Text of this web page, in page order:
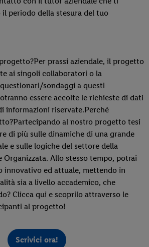
periodo della stesura del tuo
prassi aziendale, il progetto
ai singoli collaboratori o la
sondaggi a questi
essere accolte le richieste di dati
informazioni riservate.Perché
al nostro progetto tesi
di più sulle dinamiche di una grande
e sulle logiche del settore della
Organizzata. Allo stesso tempo, potrai
innovativo ed attuale, mettendo in
sia a livello accademico, che
Clicca qui e scoprilo attraverso le
al progetto!
Scrivici ora!